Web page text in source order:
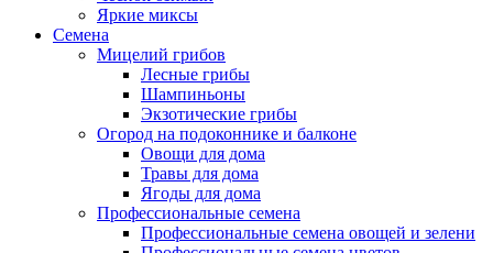
Яркие миксы
Семена
Мицелий грибов
Лесные грибы
Шампиньоны
Экзотические грибы
Огород на подоконнике и балконе
Овощи для дома
Травы для дома
Ягоды для дома
Профессиональные семена
Профессиональные семена овощей и зелени